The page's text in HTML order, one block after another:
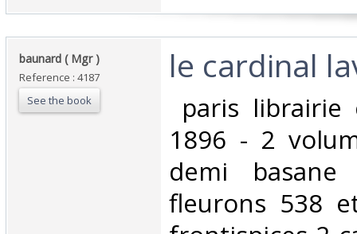
‎baunard ( Mgr )‎
Reference : 4187
See the book
‎le cardinal
paris librairie
1896 - 2
demi
fleurons 538